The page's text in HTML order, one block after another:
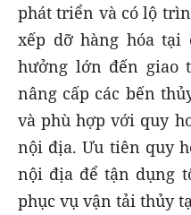
phát triển và có lộ
xếp dỡ hàng hóa tại
hưởng lớn đến giao
nâng cấp các bến
và phù hợp với quy
nội địa. Ưu tiên quy
nội địa để tận dụng
phục vụ vận tải thủy